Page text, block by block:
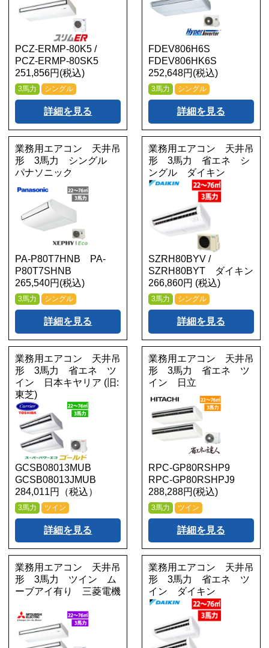
PCZ-ERMP-80K5 /
PCZ-ERMP-80SK5
251,856円(税込)
3馬力 シングル
詳細を見る
FDEV806H6S
FDEV806HK6S
252,648円(税込)
3馬力 シングル
詳細を見る
業務用エアコン 天井吊
形 3馬力 シングル
パナソニック
PA-P80T7HNB PA-
P80T7SHNB
265,540円(税込)
3馬力 シングル
詳細を見る
業務用エアコン 天井吊
形 3馬力 省エネ シ
ングル ダイキン
SZRH80BYV /
SZRH80BYT ダイキン
266,860円 (税込)
3馬力 シングル
詳細を見る
業務用エアコン 天井吊
形 3馬力 省エネ ツ
イン 日本キヤリア (旧:
東芝)
GCSB08013MUB
GCSB08013JMUB
284,011円（税込）
3馬力 ツイン
詳細を見る
業務用エアコン 天井吊
形 3馬力 省エネ ツ
イン 日立
RPC-GP80RSHP9
RPC-GP80RSHPJ9
288,288円(税込)
3馬力 ツイン
詳細を見る
業務用エアコン 天井吊
形 3馬力 ツイン ム
ーブアイ有り 三菱電機
業務用エアコン 天井吊
形 3馬力 省エネ ツ
イン ダイキン